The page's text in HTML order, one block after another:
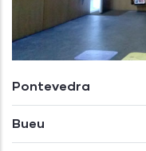
Pontevedra
Bueu